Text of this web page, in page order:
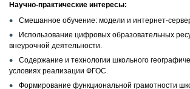
Научно-практические интересы:
Смешанное обучение: модели и интернет-
Использование цифровых образовательных
внеурочной деятельности.
Содержание и технологии школьного
условиях реализации ФГОС.
Формирование функциональной грамотности